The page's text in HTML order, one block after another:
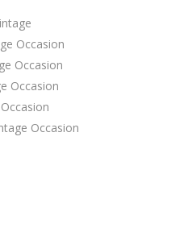
Occasion
Occasion
Occasion
Occasion